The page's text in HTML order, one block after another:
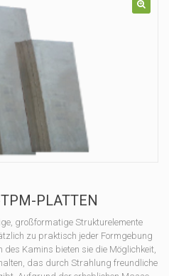
PLATTEN
großformatige Strukturelemente
zu praktisch jeder Formgebung
Kamins bieten sie die Möglichkeit,
das durch Strahlung freundliche